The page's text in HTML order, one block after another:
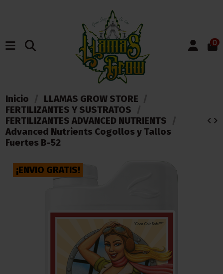
0
Inicio
LLAMAS GROW STORE
FERTILIZANTES Y SUSTRATOS
FERTILIZANTES ADVANCED NUTRIENTS
Advanced Nutrients Cogollos y Tallos
Fuertes B-52
¡ENVIO GRATIS!